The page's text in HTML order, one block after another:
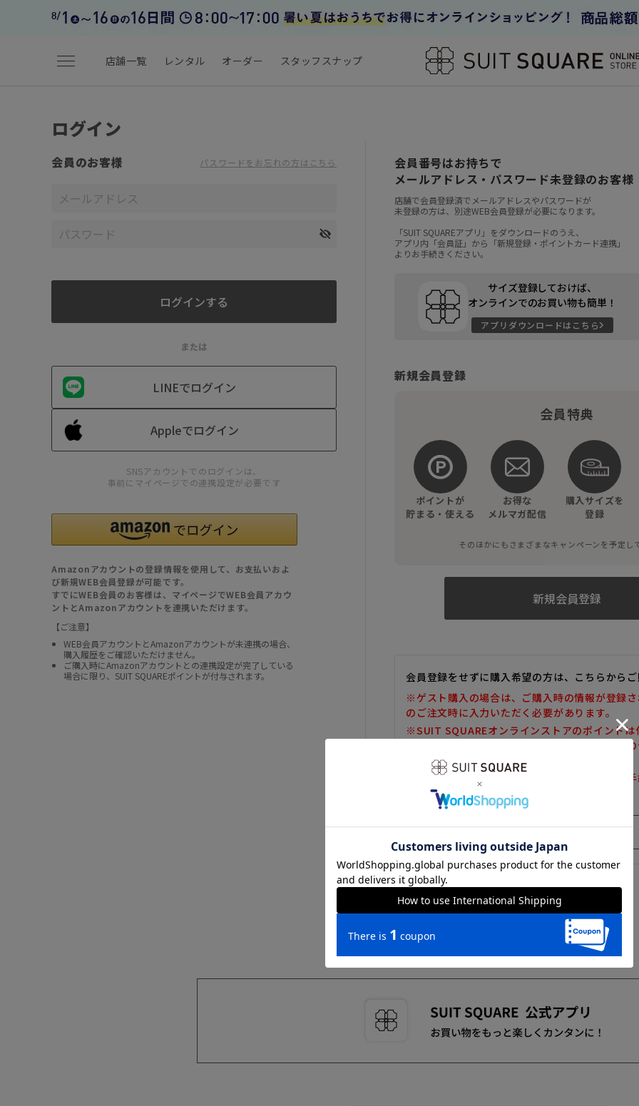
menu 店舗一覧 レンタル オーダー スタッフスナップ
ログイン
会員のお客様 パスワードをお忘れの方はこちら
または
LINEでログイン
Appleでログイン
SNSアカウントでのログインは、
事前にマイページでの連携設定が必要です
Amazonアカウントの登録情報を使用して、お支払いおよ
び新規WEB会員登録が可能です。
すでにWEB会員のお客様は、マイページでWEB会員アカウ
ントとAmazonアカウントを連携いただけます。
【ご注意】
WEB会員アカウントとAmazonアカウントが未連携の場合、
購入履歴をご確認いただけません。
ご購入時にAmazonアカウントとの連携設定が完了している
場合に限り、SUIT SQUAREポイントが付与されます。
会員番号はお持ちで
メールアドレス・パスワード未登録のお客様
店舗で会員登録済でメールアドレスやパスワードが
未登録の方は、別途WEB会員登録が必要になります。
「SUIT SQUAREアプリ」をダウンロードのうえ、
アプリ内「会員証」から「新規登録・ポイントカード連携」
よりお手続きください。
サイズ登録しておけば、
オンラインでのお買い物も簡単！
アプリダウンロードはこちら
新規会員登録
会員特典
ポイントが
貯まる・使える
お得な
メルマガ配信
購入サイズを
登録
そのほかにもさまざまなキャンペーンを予定し
新規会員登録
会員登録をせずに購入希望の方は、こちらからご
※ゲスト購入の場合は、ご購入時の情報が登録
のご注文時に入力いただく必要があります。
※SUIT SQUAREオンラインストアのポイントは
また、ゲスト購入後の会員情報統合・ポイント
しかねます。
※購入履歴の確認、領収書の発行、キャンセル
だけません。